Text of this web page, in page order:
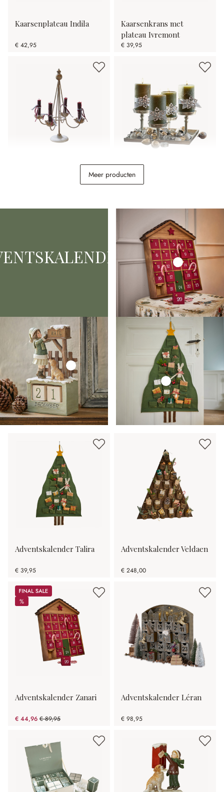
Kaarsenplateau Indila
€ 42,95
Kaarsenkrans met
plateau Ivremont
€ 39,95
Kaarsenhouder Liyanah Kaarsenplateau Carsic
Meer producten
Adventskalender Talira
€ 39,95
Adventskalender Veldaen
€ 248,00
Sale
%
%
Adventskalender Zanari
€ 44,96 € 89,95
(50.02% gespart)
Adventskalender Léran
€ 98,95